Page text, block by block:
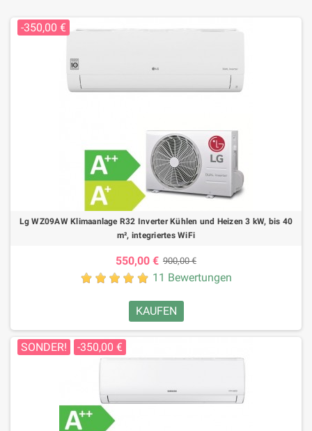
-350,00 €
Lg WZ09AW Klimaanlage R32 Inverter Kühlen und Heizen 3 kW, bis 40
m², integriertes WiFi
550,00 € 900,00 €
11 Bewertungen
KAUFEN
SONDER! -350,00 €